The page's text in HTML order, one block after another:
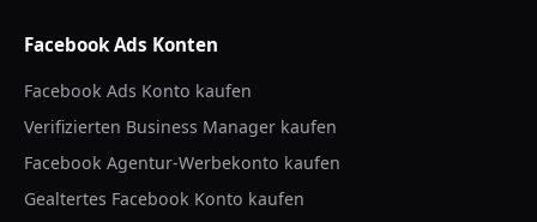
Facebook Ads Konten
Facebook Ads Konto kaufen
Verifizierten Business Manager kaufen
Facebook Agentur-Werbekonto kaufen
Gealtertes Facebook Konto kaufen